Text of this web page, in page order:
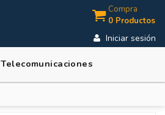
Compra
0 Productos
Iniciar sesión
Telecomunicaciones